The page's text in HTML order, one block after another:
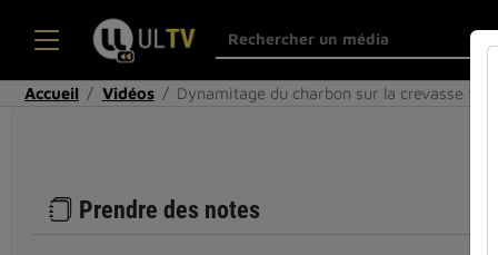
Accueil Vidéos Dynamitage du charbon sur la crevasse
Prendre des notes